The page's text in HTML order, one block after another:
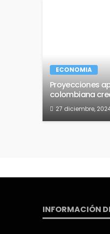
ECONOMIA
Proyecciones
colombiana
27 diciembre,
INFORMACIÓN